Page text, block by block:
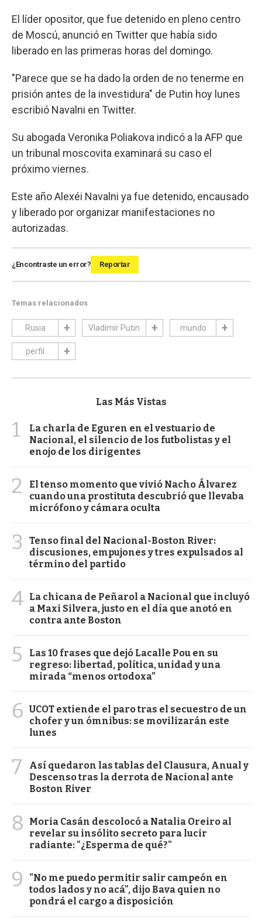
El líder opositor, que fue detenido en pleno centro
de Moscú, anunció en Twitter que había sido
liberado en las primeras horas del domingo.
"Parece que se ha dado la orden de no tenerme en
prisión antes de la investidura" de Putin hoy lunes
escribió Navalni en Twitter.
Su abogada Veronika Poliakova indicó a la AFP que
un tribunal moscovita examinará su caso el
próximo viernes.
Este año Alexéi Navalni ya fue detenido, encausado
y liberado por organizar manifestaciones no
autorizadas.
¿Encontraste un error? Reportar
Temas relacionados
Rusia Vladimir Putin mundo
perfil
Las Más Vistas
1
La charla de Eguren en el vestuario de
Nacional, el silencio de los futbolistas y el
enojo de los dirigentes
2
El tenso momento que vivió Nacho Álvarez
cuando una prostituta descubrió que llevaba
micrófono y cámara oculta
3
Tenso final del Nacional-Boston River:
discusiones, empujones y tres expulsados al
término del partido
4 La chicana de Peñarol a Nacional que incluyó
a Maxi Silvera, justo en el día que anotó en
contra ante Boston
5
Las 10 frases que dejó Lacalle Pou en su
regreso: libertad, política, unidad y una
mirada “menos ortodoxa”
6 UCOT extiende el paro tras el secuestro de un
chofer y un ómnibus: se movilizarán este
lunes
7
Así quedaron las tablas del Clausura, Anual y
Descenso tras la derrota de Nacional ante
Boston River
8
Moria Casán descolocó a Natalia Oreiro al
revelar su insólito secreto para lucir
radiante: "¿Esperma de qué?"
9
"No me puedo permitir salir campeón en
todos lados y no acá", dijo Bava quien no
pondrá el cargo a disposición